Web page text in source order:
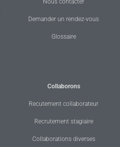
Nous contacter
Demander un rendez-vous
Glossaire
Collaborons
Recutement collaborateur
Recrutement stagiaire
Collaborations diverses